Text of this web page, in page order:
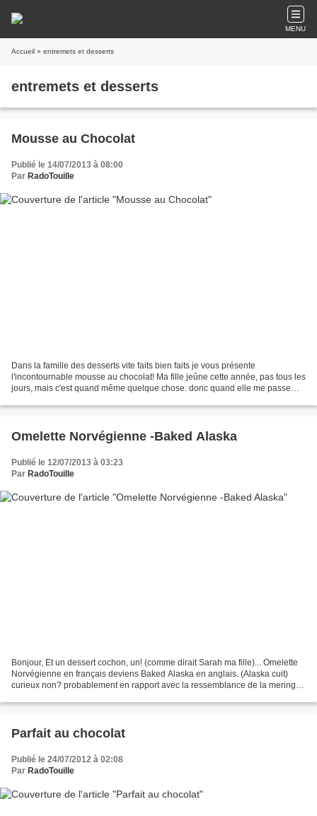
MENU
Accueil » entremets et desserts
entremets et desserts
Mousse au Chocolat
Publié le 14/07/2013 à 08:00
Par RadoTouille
Dans la famille des desserts vite faits bien faits je vous présente
l'incontournable mousse au chocolat! Ma fille jeûne cette année, pas tous les
jours, mais c'est quand même quelque chose. donc quand elle me passe
Omelette Norvégienne -Baked Alaska
Publié le 12/07/2013 à 03:23
Par RadoTouille
Bonjour, Et un dessert cochon, un! (comme dirait Sarah ma fille)... Omelette
Norvégienne en français deviens Baked Alaska en anglais. (Alaska cuit)
curieux non? probablement en rapport avec la ressemblance de la meringue
Parfait au chocolat
Publié le 24/07/2012 à 02:08
Par RadoTouille